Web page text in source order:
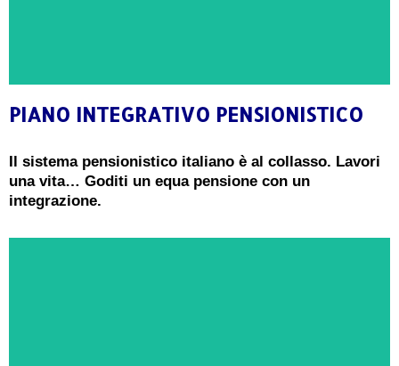
Ricevi oggi una consulenza gratuita e senza
impegno da un Esperto in Piani di Integrazione
PIANO INTEGRATIVO PENSIONISTICO
Il sistema pensionistico italiano è al collasso. Lavori
una vita… Goditi un equa pensione con un
integrazione.